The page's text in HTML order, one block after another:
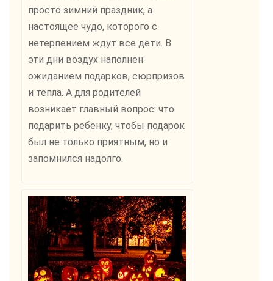
просто зимний праздник, а
настоящее чудо, которого с
нетерпением ждут все дети. В
эти дни воздух наполнен
ожиданием подарков, сюрпризов
и тепла. А для родителей
возникает главный вопрос: что
подарить ребенку, чтобы подарок
был не только приятным, но и
запомнился надолго.